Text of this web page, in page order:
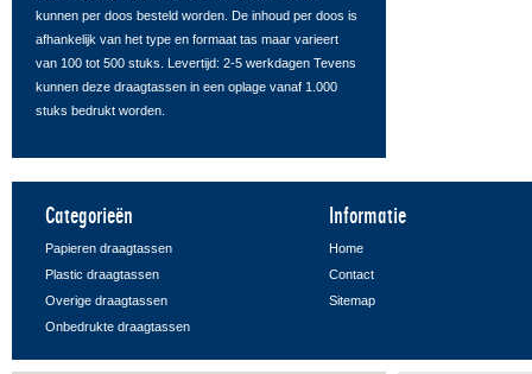
kunnen per doos besteld worden. De inhoud per doos is
afhankelijk van het type en formaat tas maar varieert
van 100 tot 500 stuks. Levertijd: 2-5 werkdagen Tevens
kunnen deze draagtassen in een oplage vanaf 1.000
stuks bedrukt worden.
Categorieën
Papieren draagtassen
Plastic draagtassen
Overige draagtassen
Onbedrukte draagtassen
Informatie
Home
Contact
Sitemap